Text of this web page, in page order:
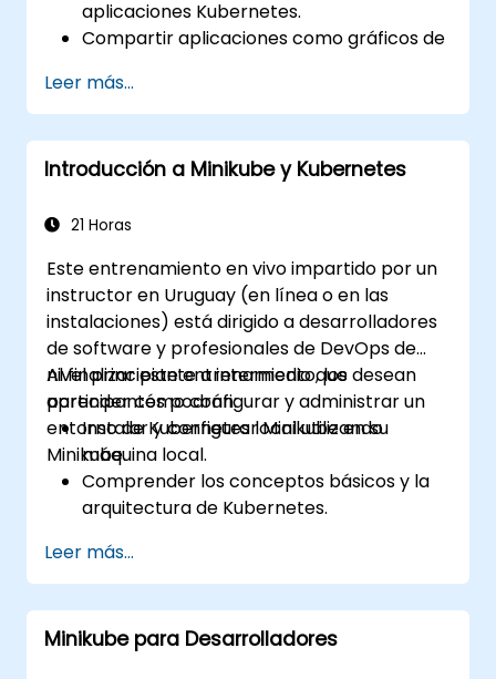
aplicaciones Kubernetes.
Compartir aplicaciones como gráficos de
Ejecutar aplicaciones de terceros
guardadas como gráficos de Helm.
Gestionar lanzamientos de paquetes
Helm.
Leer más...
Introducción a Minikube y Kubernetes
21 Horas
Este entrenamiento en vivo impartido por un
instructor en Uruguay (en línea o en las
instalaciones) está dirigido a desarrolladores
de software y profesionales de DevOps de
nivel principiante a intermedio que desean
aprender cómo configurar y administrar un
entorno de Kubernetes local utilizando
Minikube.
Al finalizar este entrenamiento, los
participantes podrán:
Instalar y configurar Minikube en su
máquina local.
Comprender los conceptos básicos y la
arquitectura de Kubernetes.
utilizando kubectl y el panel de control de
Minikube.
Configurar soluciones de
almacenamiento persistente y redes
Leer más...
Minikube para Desarrolladores